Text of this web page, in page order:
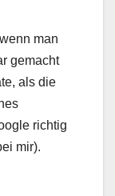
man
gemacht
als die
richtig
mir).